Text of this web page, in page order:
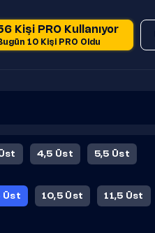
Kişi PRO Kullanıyor
10 Kişi PRO Oldu
4,5 Üst 5,5 Üst
Üst 10,5 Üst 11,5 Üst